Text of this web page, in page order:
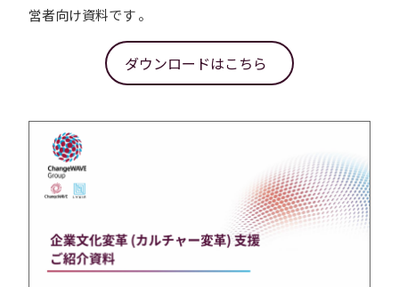
営者向け資料です 。
ダウンロードはこちら